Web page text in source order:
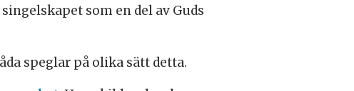
som en del av Guds
speglar på olika sätt detta.